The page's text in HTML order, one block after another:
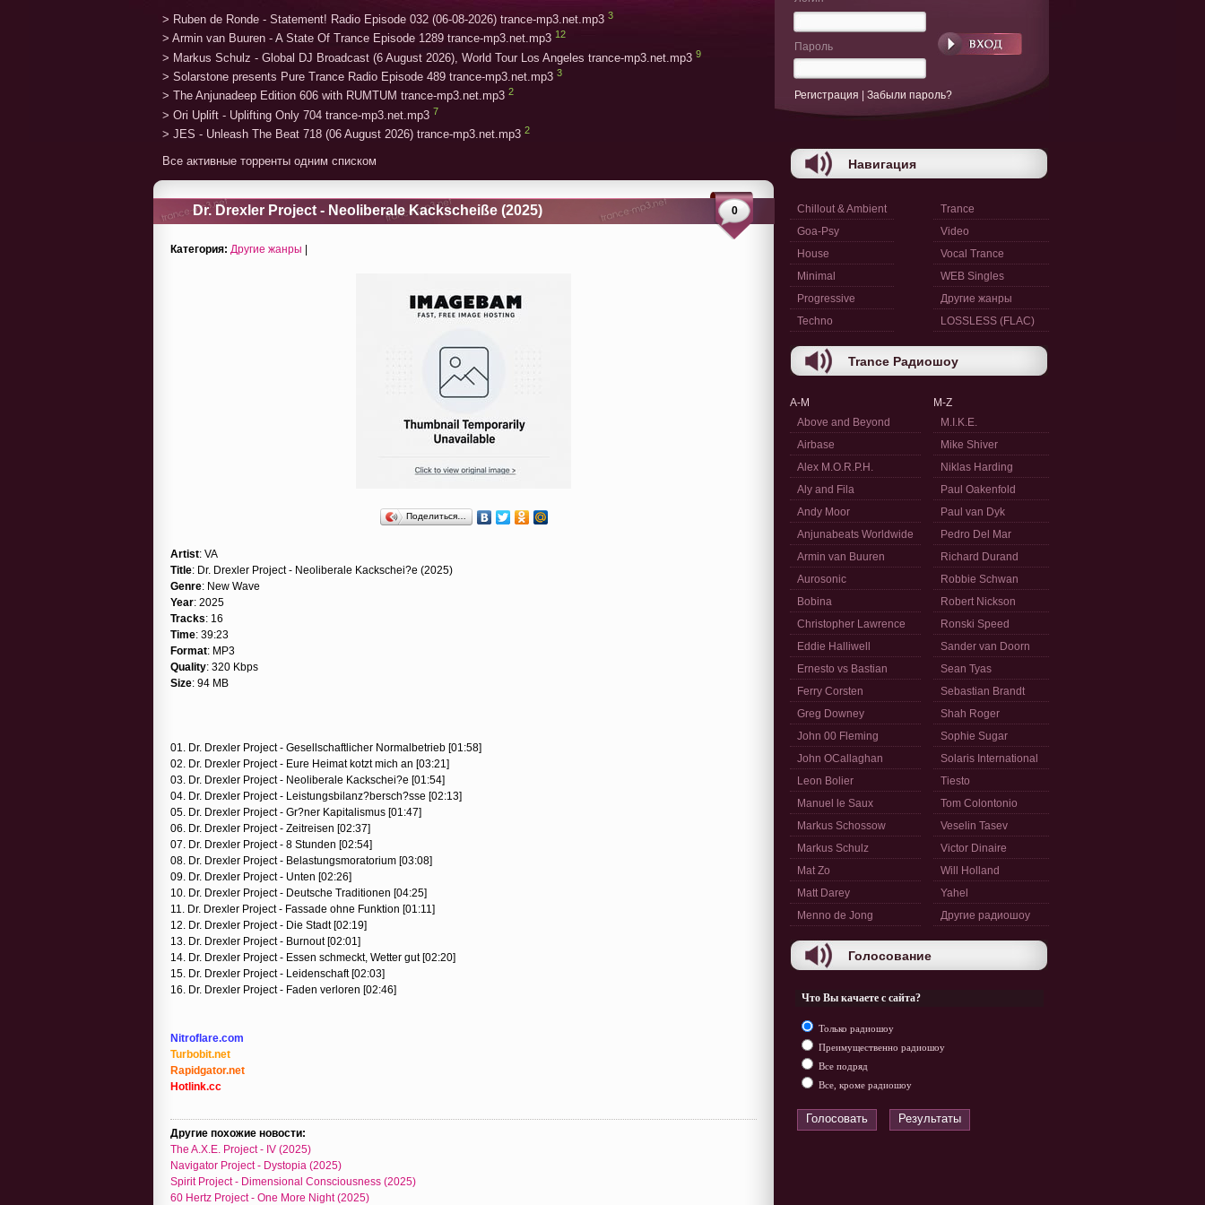
> Ruben de Ronde - Statement! Radio Episode 032 (06-08-2026) trance-mp3.net.mp3 3
> Armin van Buuren - A State Of Trance Episode 1289 trance-mp3.net.mp3 12
> Markus Schulz - Global DJ Broadcast (6 August 2026), World Tour Los Angeles trance-mp3.net.mp3 9
> Solarstone presents Pure Trance Radio Episode 489 trance-mp3.net.mp3 3
> The Anjunadeep Edition 606 with RUMTUM trance-mp3.net.mp3 2
> Ori Uplift - Uplifting Only 704 trance-mp3.net.mp3 7
> JES - Unleash The Beat 718 (06 August 2026) trance-mp3.net.mp3 2
Все активные торренты одним списком
Dr. Drexler Project - Neoliberale Kackscheiße (2025) 0
Категория: Другие жанры |
Поделиться…
Artist: VA
Title: Dr. Drexler Project - Neoliberale Kackschei?e (2025)
Genre: New Wave
Year: 2025
Tracks: 16
Time: 39:23
Format: MP3
Quality: 320 Kbps
Size: 94 MB
01. Dr. Drexler Project - Gesellschaftlicher Normalbetrieb [01:58]
02. Dr. Drexler Project - Eure Heimat kotzt mich an [03:21]
03. Dr. Drexler Project - Neoliberale Kackschei?e [01:54]
04. Dr. Drexler Project - Leistungsbilanz?bersch?sse [02:13]
05. Dr. Drexler Project - Gr?ner Kapitalismus [01:47]
06. Dr. Drexler Project - Zeitreisen [02:37]
07. Dr. Drexler Project - 8 Stunden [02:54]
08. Dr. Drexler Project - Belastungsmoratorium [03:08]
09. Dr. Drexler Project - Unten [02:26]
10. Dr. Drexler Project - Deutsche Traditionen [04:25]
11. Dr. Drexler Project - Fassade ohne Funktion [01:11]
12. Dr. Drexler Project - Die Stadt [02:19]
13. Dr. Drexler Project - Burnout [02:01]
14. Dr. Drexler Project - Essen schmeckt, Wetter gut [02:20]
15. Dr. Drexler Project - Leidenschaft [02:03]
16. Dr. Drexler Project - Faden verloren [02:46]
Nitroflare.com
Turbobit.net
Rapidgator.net
Hotlink.cc
Другие похожие новости:
The A.X.E. Project - IV (2025)
Navigator Project - Dystopia (2025)
Spirit Project - Dimensional Consciousness (2025)
60 Hertz Project - One More Night (2025)
Пароль
Регистрация Забыли пароль?
Навигация
Chillout & Ambient
Goa-Psy
House
Minimal
Progressive
Techno
Trance
Video
Vocal Trance
WEB Singles
Другие жанры
LOSSLESS (FLAC)
Trance Радиошоу
A-M
Above and Beyond
Airbase
Alex M.O.R.P.H.
Aly and Fila
Andy Moor
Anjunabeats Worldwide
Armin van Buuren
Aurosonic
Bobina
Christopher Lawrence
Eddie Halliwell
Ernesto vs Bastian
Ferry Corsten
Greg Downey
John 00 Fleming
John OCallaghan
Leon Bolier
Manuel le Saux
Markus Schossow
Markus Schulz
Mat Zo
Matt Darey
Menno de Jong
M-Z
M.I.K.E.
Mike Shiver
Niklas Harding
Paul Oakenfold
Paul van Dyk
Pedro Del Mar
Richard Durand
Robbie Schwan
Robert Nickson
Ronski Speed
Sander van Doorn
Sean Tyas
Sebastian Brandt
Shah Roger
Sophie Sugar
Solaris International
Tiesto
Tom Colontonio
Veselin Tasev
Victor Dinaire
Will Holland
Yahel
Другие радиошоу
Голосование
Что Вы качаете с сайта?
Только радиошоу
Преимущественно радиошоу
Все подряд
Все, кроме радиошоу
Голосовать Результаты